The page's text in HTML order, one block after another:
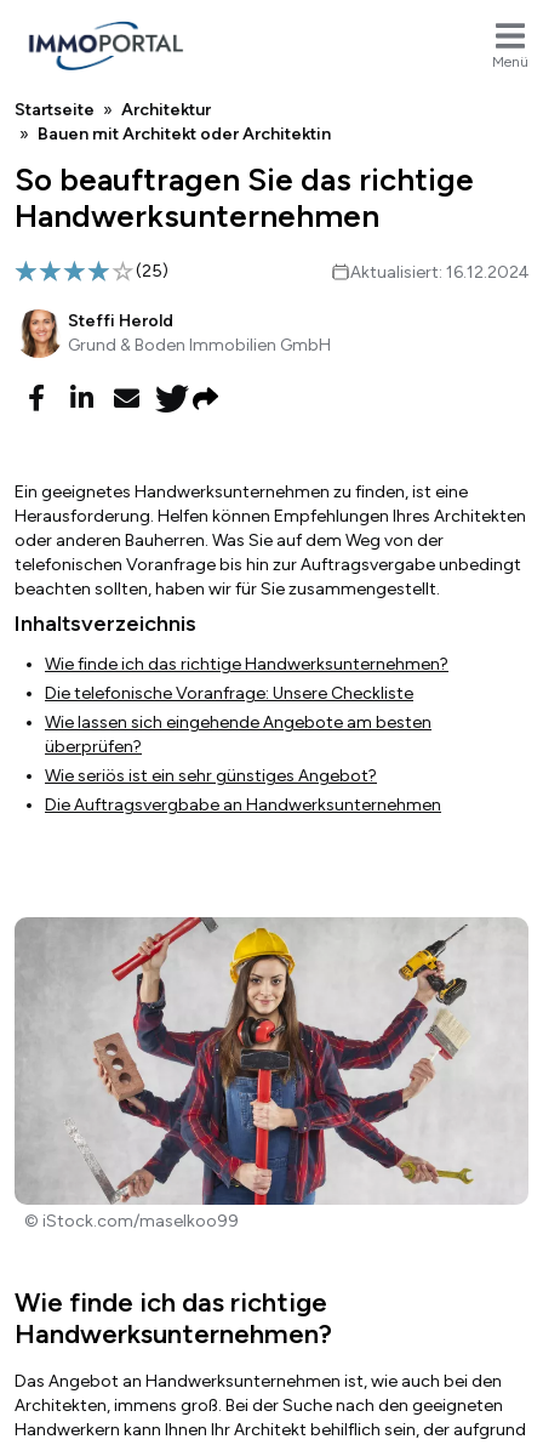
Menü
Breadcrumb
Startseite
Architektur
Bauen mit Architekt oder Architektin
So beauftragen Sie das richtige
Handwerksunternehmen
(25) Aktualisiert: 16.12.2024
Steffi Herold
Grund & Boden Immobilien GmbH
Ein geeignetes Handwerksunternehmen zu finden, ist eine
Herausforderung. Helfen können Empfehlungen Ihres Architekten
oder anderen Bauherren. Was Sie auf dem Weg von der
telefonischen Voranfrage bis hin zur Auftragsvergabe unbedingt
beachten sollten, haben wir für Sie zusammengestellt.
Inhaltsverzeichnis
Wie finde ich das richtige Handwerksunternehmen?
Die telefonische Voranfrage: Unsere Checkliste
Wie lassen sich eingehende Angebote am besten
überprüfen?
Wie seriös ist ein sehr günstiges Angebot?
Die Auftragsvergbabe an Handwerksunternehmen
© iStock.com/maselkoo99
Wie finde ich das richtige
Handwerksunternehmen?
Das Angebot an Handwerksunternehmen ist, wie auch bei den
Architekten, immens groß. Bei der Suche nach den geeigneten
Handwerkern kann Ihnen Ihr Architekt behilflich sein, der aufgrund